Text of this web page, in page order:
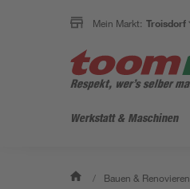
Mein Markt: Troisdorf
Werkstatt & Maschinen
/ Bauen & Renovieren